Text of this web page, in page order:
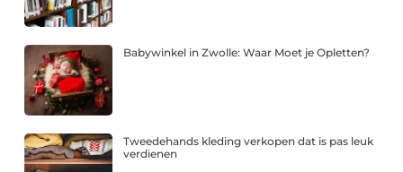
Babywinkel in Zwolle: Waar Moet je Opletten?
Tweedehands kleding verkopen dat is pas leuk
verdienen